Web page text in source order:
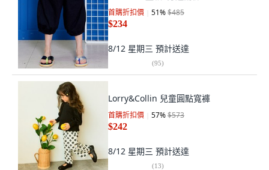
首購折扣價 51%$485
$234
8/12 星期三 預計送達
(95)
Lorry&Collin 兒童圓點寬褲
首購折扣價 57%$573
$242
8/12 星期三 預計送達
(13)